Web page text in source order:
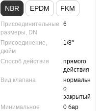
NBR EPDM FKM
Присоединительные
размеры, DN
6
Присоединение,
дюйм
1/8"
Способ действия
прямого
действия
Вид клапана
нормальн
о
закрытый
Минимальное
0 бар